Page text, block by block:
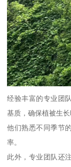
经验丰富的专业团
基质，确保植被生长
他们熟悉不同季节
率。
此外，专业团队还